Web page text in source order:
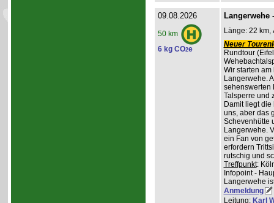
09.08.2026
50 km
6 kg CO2e
Langerwehe
Länge: 22 km,
Neuer
Rundtour
Wir starten
Langerwehe.
sehenswerten
Talsperre und
Damit liegt
uns, aber das
Schevenhütte
Langerwehe.
ein Fan von
erfordern
rutschig und
Treffpunkt:
Infopoint -
Langerwehe
Anmeldung
Leitung: Karl